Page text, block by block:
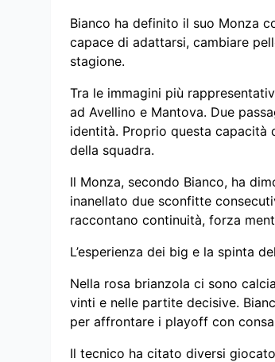
Bianco ha definito il suo Monza
capace di adattarsi, cambiare
stagione.
Tra le immagini più
ad Avellino e Mantova. Due
identità. Proprio questa
della squadra.
Il Monza, secondo Bianco, ha
inanellato due sconfitte
raccontano continuità, forza
L’esperienza dei big e la spinta
Nella rosa brianzola ci sono
vinti e nelle partite decisive.
per affrontare i playoff con
Il tecnico ha citato diversi